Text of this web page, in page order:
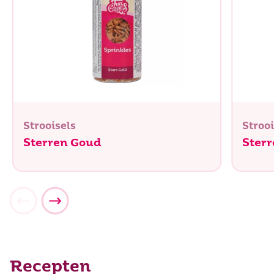
Strooisels
Sterren Goud
Recepten